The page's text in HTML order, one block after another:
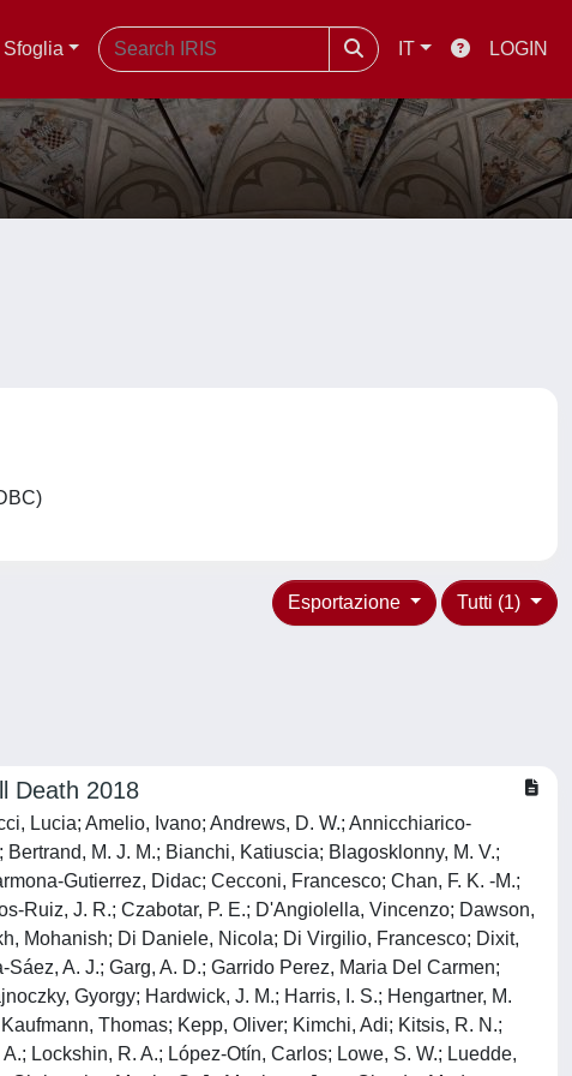
Sfoglia IT LOGIN
Tutti (1)
Esportazione
Death 2018
Lucia; Amelio, Ivano; Andrews, D. W.; Annicchiarico-
M. J. M.; Bianchi, Katiuscia; Blagosklonny, M. V.;
Gutierrez, Didac; Cecconi, Francesco; Chan, F. K. -M.;
Ruiz, J. R.; Czabotar, P. E.; D'Angiolella, Vincenzo; Dawson,
Mohanish; Di Daniele, Nicola; Di Virgilio, Francesco; Dixit,
A. J.; Garg, A. D.; Garrido Perez, Maria Del Carmen;
Gyorgy; Hardwick, J. M.; Harris, I. S.; Hengartner, M.
Thomas; Kepp, Oliver; Kimchi, Adi; Kitsis, R. N.;
Lockshin, R. A.; López-Otín, Carlos; Lowe, S. W.; Luedde,